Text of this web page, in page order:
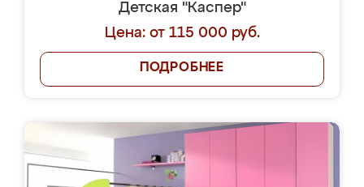
Детская "Каспер"
Цена: от 115 000 руб.
ПОДРОБНЕЕ